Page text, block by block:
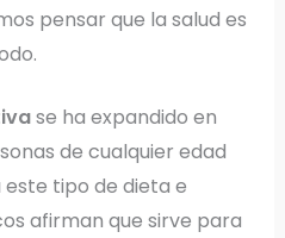
pensar que la salud es
se ha expandido en
de cualquier edad
tipo de dieta e
afirman que sirve para